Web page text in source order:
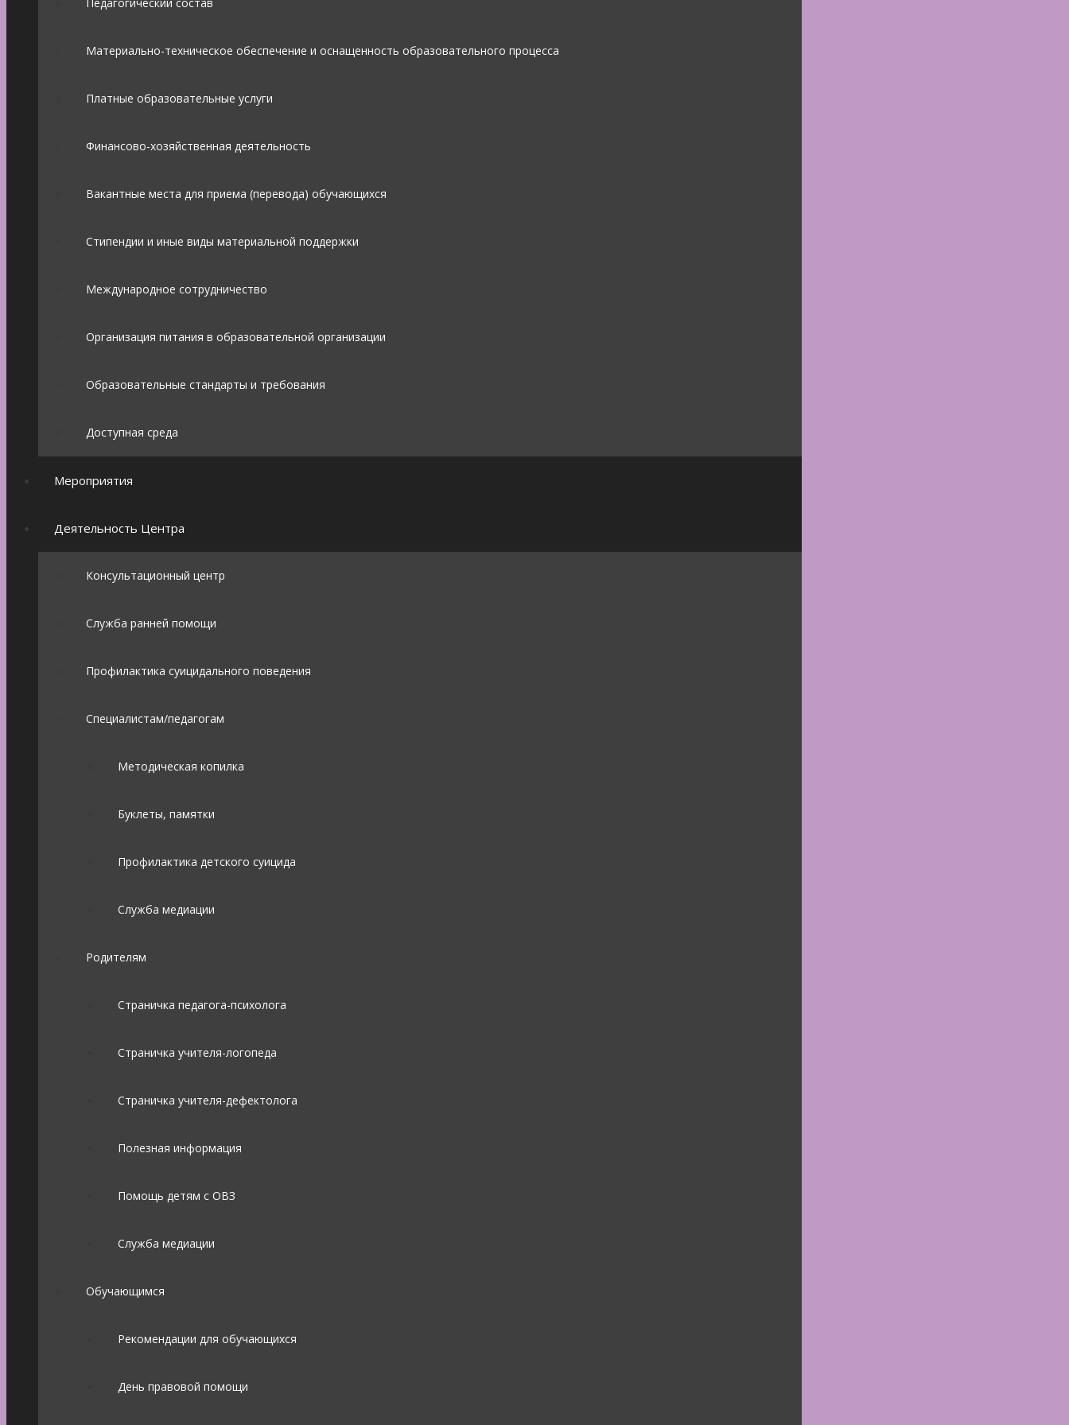
Материально-техническое обеспечение и оснащенность образовательного процесса
Платные образовательные услуги
Финансово-хозяйственная деятельность
Вакантные места для приема (перевода) обучающихся
Стипендии и иные виды материальной поддержки
Международное сотрудничество
Организация питания в образовательной организации
Образовательные стандарты и требования
Доступная среда
Мероприятия
Деятельность Центра
Консультационный центр
Служба ранней помощи
Профилактика суицидального поведения
Специалистам/педагогам
Методическая копилка
Буклеты, памятки
Профилактика детского суицида
Служба медиации
Родителям
Страничка педагога-психолога
Страничка учителя-логопеда
Страничка учителя-дефектолога
Полезная информация
Помощь детям с ОВЗ
Служба медиации
Обучающимся
Рекомендации для обучающихся
День правовой помощи